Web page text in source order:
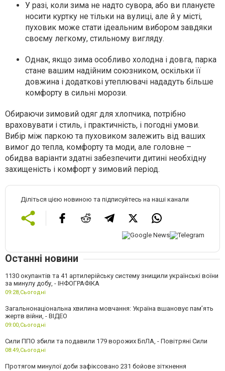
У разі, коли зима не надто сувора, або ви плануєте
носити куртку не тільки на вулиці, але й у місті,
пуховик може стати ідеальним вибором завдяки
своєму легкому, стильному вигляду.
Однак, якщо зима особливо холодна і довга, парка
стане вашим надійним союзником, оскільки її
довжина і додаткові утеплювачі нададуть більше
комфорту в сильні морози.
Обираючи зимовий одяг для хлопчика, потрібно
враховувати і стиль, і практичність, і погодні умови.
Вибір між паркою та пуховиком залежить від ваших
вимог до тепла, комфорту та моди, але головне –
обидва варіанти здатні забезпечити дитині необхідну
захищеність і комфорт у зимовий період.
Діліться цією новиною та підписуйтесь на наші канали
Останні новини
1130 окупантів та 41 артилерійську систему знищили українські воїни
за минулу добу, - ІНФОГРАФІКА
09:28, Сьогодні
Загальнонаціональна хвилина мовчання: Україна вшановує пам’ять
жертв війни, - ВІДЕО
09:00, Сьогодні
Сили ППО збили та подавили 179 ворожих БпЛА, - Повітряні Сили
08:49, Сьогодні
Протягом минулої доби зафіксовано 231 бойове зіткнення